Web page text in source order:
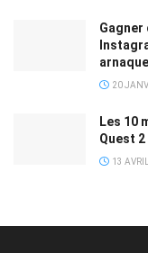
Gagner
20
Les 10
Quest 2
13